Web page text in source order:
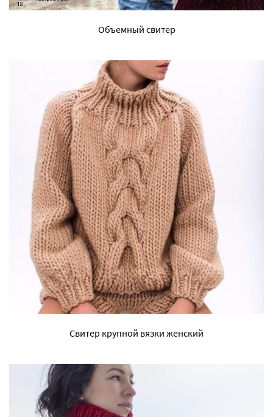
Объемный свитер
Свитер крупной вязки женский